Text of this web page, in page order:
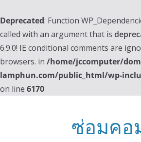
Deprecated: Function
called with an argument that is
6.9.0! IE conditional comments are
browsers. in /home/jccomputer/
lamphun.com/public_html/wp-
on line 6170
ซ่อมคอ